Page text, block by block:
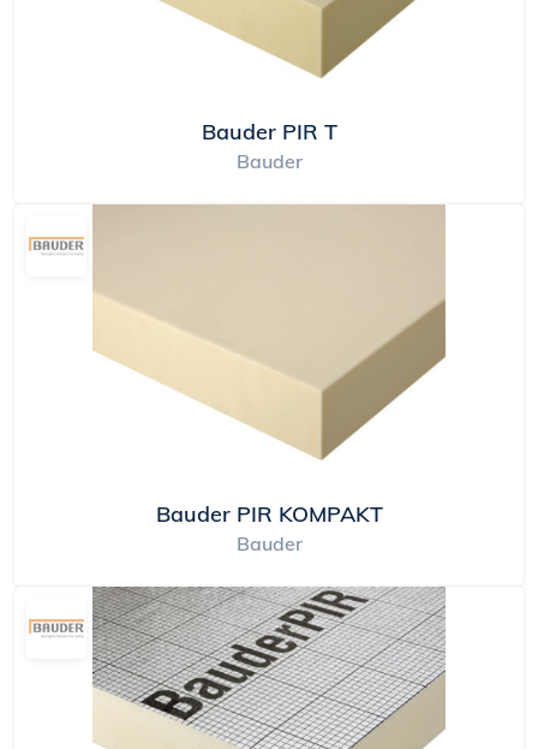
Bauder PIR T
Bauder
Bauder PIR KOMPAKT
Bauder